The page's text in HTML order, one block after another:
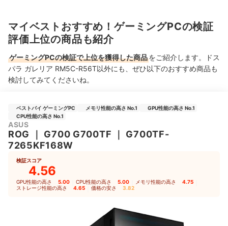
マイベストおすすめ！ゲーミングPCの検証
評価上位の商品も紹介
ゲーミングPCの検証で上位を獲得した商品をご紹介します。ドス
パラ ガレリア RM5C-R56T以外にも、ぜひ以下のおすすめ商品も
検討してみてくださいね。
ベストバイ ゲーミングPC メモリ性能の高さ No.1
GPU性能の高さ No.1
CPU性能の高さ No.1
ASUS
ROG G700 G700TF
G700TF-
7265KF168W
検証スコア
4.56
GPU性能の高さ 5.00 CPU性能の高さ 5.00 メモリ性能の高さ 4.75
ストレージ性能の高さ 4.65 価格の安さ 3.82